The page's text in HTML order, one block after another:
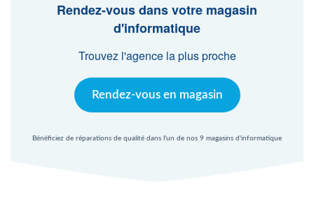
Nl
Rendez-vous dans votre magasin
d'informatique
Trouvez l'agence la plus proche
Rendez-vous en magasin
Bénéficiez de réparations de qualité dans l'un de nos 9 magasins d'informatique